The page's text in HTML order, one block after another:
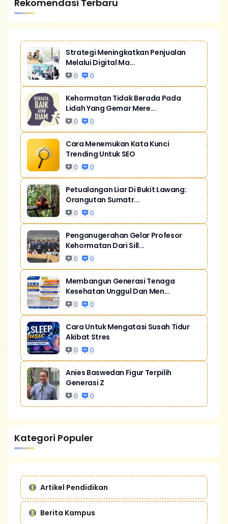
Rekomendasi Terbaru
Strategi Meningkatkan Penjualan
Melalui Digital Ma...
0 0
Kehormatan Tidak Berada Pada
Lidah Yang Gemar Mere...
0 0
Cara Menemukan Kata Kunci
Trending Untuk SEO
0 0
Petualangan Liar Di Bukit Lawang:
Orangutan Sumatr...
0 0
Penganugerahan Gelar Profesor
Kehormatan Dari Sill...
0 0
Membangun Generasi Tenaga
Kesehatan Unggul Dan Men...
0 0
Cara Untuk Mengatasi Susah Tidur
Akibat Stres
0 0
Anies Baswedan Figur Terpilih
Generasi Z
0 0
Kategori Populer
Artikel Pendidikan
Berita Kampus